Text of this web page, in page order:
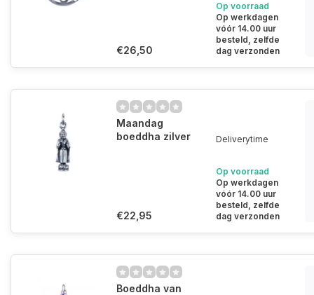
€26,50
Op voorraad
Op werkdagen
vóór 14.00 uur
besteld, zelfde
dag verzonden
Maandag
boeddha zilver
€22,95
Deliverytime
Op voorraad
Op werkdagen
vóór 14.00 uur
besteld, zelfde
dag verzonden
Boeddha van